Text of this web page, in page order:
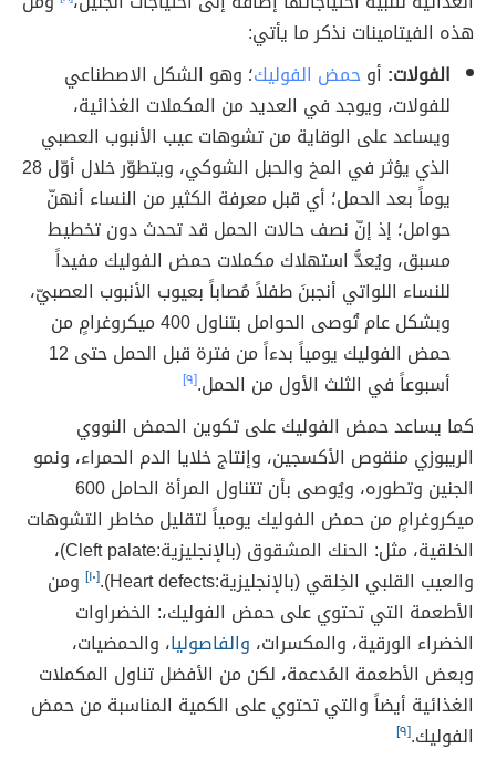
هذه الفيتامينات نذكر ما يأتي:
الفولات: أوحمض الفوليك؛ وهو الشكل الاصطناعي
للفولات، ويوجد في العديد من المكملات الغذائية،
ويساعد على الوقاية من تشوهات عيب الأنبوب العصبي
الذي يؤثر في المخ والحبل الشوكي، ويتطوّر خلال أوّل 28
يوماً بعد الحمل؛ أي قبل معرفة الكثير من النساء أنهنّ
حوامل؛ إذ إنّ نصف حالات الحمل قد تحدث دون تخطيط
مسبق، ويُعدُّ استهلاك مكملات حمض الفوليك مفيداً
للنساء اللواتي أنجبنَ طفلاً مُصاباً بعيوب الأنبوب العصبيّ،
وبشكل عام تُوصى الحوامل بتناول 400 ميكروغرامٍ من
حمض الفوليك يومياً بدءاً من فترة قبل الحمل حتى 12
أسبوعاً في الثلث الأول من الحمل.[٩]
كما يساعد حمض الفوليك على تكوين الحمض النووي
الريبوزي منقوص الأكسجين، وإنتاج خلايا الدم الحمراء، ونمو
الجنين وتطوره، ويُوصى بأن تتناول المرأة الحامل 600
ميكروغرامٍ من حمض الفوليك يومياً لتقليل مخاطر التشوهات
الخلقية، مثل: الحنك المشقوق (بالإنجليزية:Cleft palate)،
والعيب القلبي الخِلقي (بالإنجليزية:Heart defects).
[١٠]
ومن
الأطعمة التي تحتوي على حمض الفوليك،: الخضراوات
الخضراء الورقية، والمكسرات، والفاصوليا، والحمضيات،
وبعض الأطعمة المُدعمة، لكن من الأفضل تناول المكملات
الغذائية أيضاً والتي تحتوي على الكمية المناسبة من حمض
الفوليك.[٩]